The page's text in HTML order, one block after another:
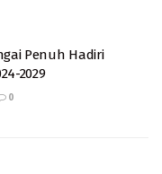
Penuh Hadiri
2029
0